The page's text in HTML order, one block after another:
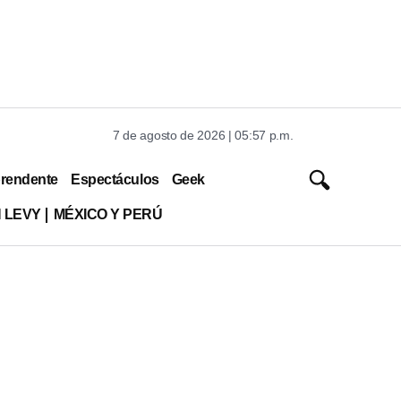
7 de agosto de 2026 | 05:57 p.m.
Espectáculos Geek
LEVY MÉXICO Y PERÚ